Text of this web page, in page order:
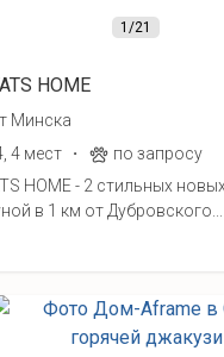
1/21
HOME
Минска
4 мест
·
по запросу
HOME - 2 стильных
в 1 км от Дубровского...